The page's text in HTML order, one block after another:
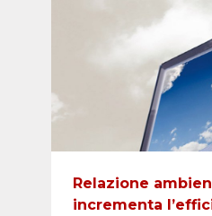
Relazione
incrementa